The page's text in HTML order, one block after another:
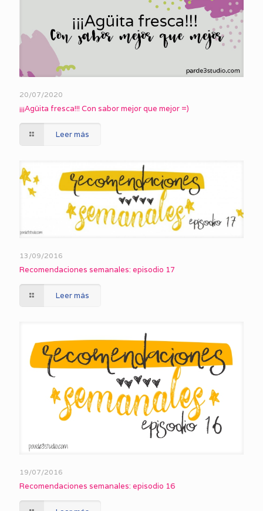
20/07/2020
¡¡¡Agüita fresca!!! Con sabor mejor que mejor =)
Leer más
13/09/2016
Recomendaciones semanales: episodio 17
Leer más
19/07/2016
Recomendaciones semanales: episodio 16